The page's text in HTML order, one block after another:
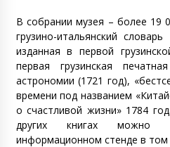
В собрании музея – более 19
грузино-итальянский
изданная в первой
первая грузинская
астрономии (1721 год),
времени под названием
о счастливой жизни» 1784
других книгах можно
информационном стенде в том